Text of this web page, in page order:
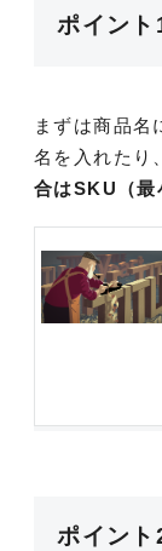
ポイン
まずは商品名
名を入れたり、
合はSKU（最
ポイン